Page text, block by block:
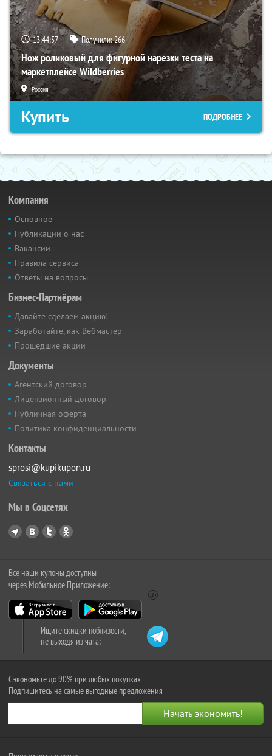
13:44:55 Получили:266
Нож роликовый для фигурной нарезки теста на
маркетплейсе Wildberries
Россия
Купить ПОДРОБНЕЕ
Компания
Основное
Публикации о нас
Вакансии
Правила сервиса
Ответы на вопросы
Бизнес-Партнёрам
Давайте сделаем акцию!
Заработайте, как Вебмастер
Прошедшие акции
Документы
Агентский договор
Лицензионный договор
Публичная оферта
Политика конфиденциальности
Контакты
sprosi@kupikupon.ru
Связаться с нами
Мы в Соцсетях
Все наши купоны доступны
через Мобильное Приложение:
Ищите скидки поблизости,
не выходя из чата:
Сэкономьте до 90% при любых покупках
Подпишитесь на самые выгодные предложения